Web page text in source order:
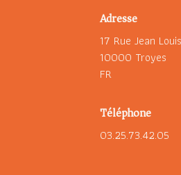
Adresse
17 Rue Jean
10000 Troyes
FR
Téléphone
03.25.73.42.05